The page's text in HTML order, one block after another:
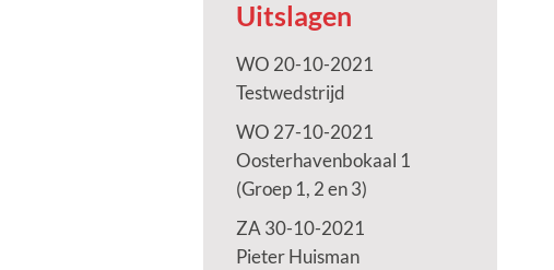
Uitslagen
WO 20-10-2021
Testwedstrijd
WO 27-10-2021
Oosterhavenbokaal 1
(Groep 1, 2 en 3)
ZA 30-10-2021
Pieter Huisman